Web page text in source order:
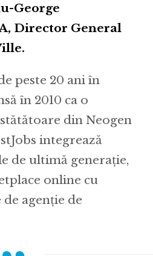
George
Director General
peste 20 ani în
în 2010 ca o
din Neogen
integrează
de ultimă generație,
online cu
agenție de